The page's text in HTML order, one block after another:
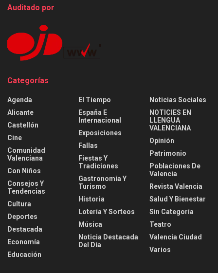
Auditado por
Categorías
Agenda
Alicante
Castellón
Cine
Comunidad
Valenciana
Con Niños
Consejos Y
Tendencias
Cultura
Deportes
Destacada
Economía
Educación
El Tiempo
España E
Internacional
Exposiciones
Fallas
Fiestas Y
Tradiciones
Gastronomía Y
Turismo
Historia
Lotería Y Sorteos
Música
Noticia Destacada
Del Día
Noticias Sociales
NOTICIES EN
LLENGUA
VALENCIANA
Opinión
Patrimonio
Poblaciones De
Valencia
Revista Valencia
Salud Y Bienestar
Sin Categoría
Teatro
Valencia Ciudad
Varios